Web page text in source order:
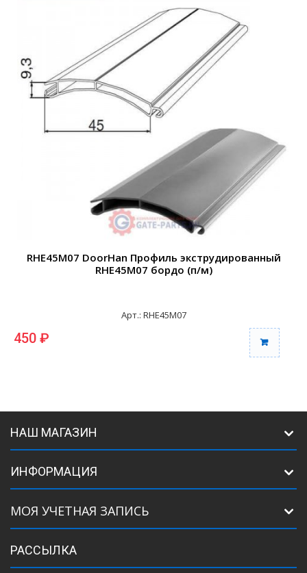
RHE45M07 DoorHan Профиль экструдированный
RHE45M07 бордо (п/м)
Арт.: RHE45M07
450 ₽
НАШ МАГАЗИН
ИНФОРМАЦИЯ
МОЯ УЧЕТНАЯ ЗАПИСЬ
РАССЫЛКА